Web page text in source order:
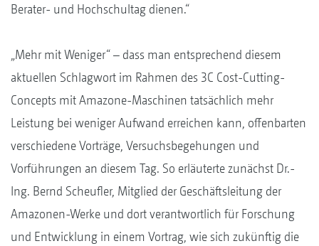
Berater- und Hochschultag dienen.“
„Mehr mit Weniger“ – dass man entsprechend diesem
aktuellen Schlagwort im Rahmen des 3C Cost-Cutting-
Concepts mit Amazone-Maschinen tatsächlich mehr
Leistung bei weniger Aufwand erreichen kann, offenbarten
verschiedene Vorträge, Versuchsbegehungen und
Vorführungen an diesem Tag. So erläuterte zunächst Dr.-
Ing. Bernd Scheufler, Mitglied der Geschäftsleitung der
Amazonen-Werke und dort verantwortlich für Forschung
und Entwicklung in einem Vortrag, wie sich zukünftig die